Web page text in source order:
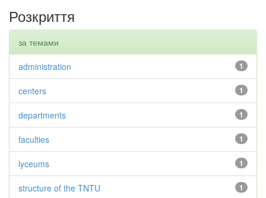
Розкриття
за темами
1
administration
1
centers
1
departments
1
faculties
1
lyceums
1
structure of the TNTU